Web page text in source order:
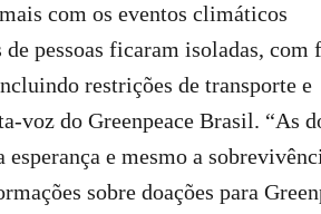
com os eventos climáticos
pessoas ficaram isoladas, com
restrições de transporte e
voz do Greenpeace Brasil. “As
e mesmo a
sobre doações para